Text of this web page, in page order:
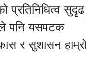
प्रतिनिधित्व सुदृढ
पनि यसपटक
र सुशासन हाम्रो